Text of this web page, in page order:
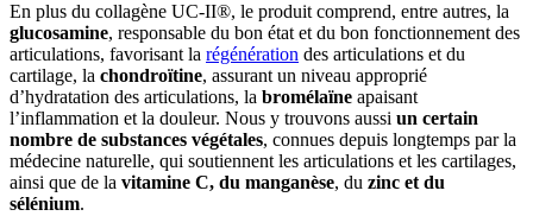
En plus du collagène UC-II®, le produit comprend, entre autres, la
glucosamine, responsable du bon état et du bon fonctionnement des
articulations, favorisant la régénération des articulations et du
cartilage, la chondroïtine, assurant un niveau approprié
d’hydratation des articulations, la bromélaïne apaisant
l’inflammation et la douleur. Nous y trouvons aussi un certain
nombre de substances végétales, connues depuis longtemps par la
médecine naturelle, qui soutiennent les articulations et les cartilages,
ainsi que de la vitamine C, du manganèse, du zinc et du
sélénium.